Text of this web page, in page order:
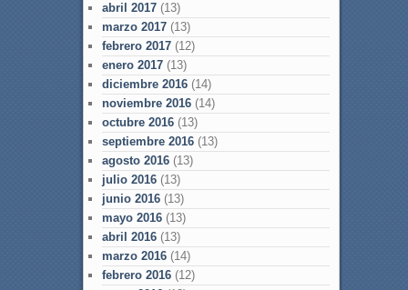
abril 2017(13)
marzo 2017(13)
febrero 2017(12)
enero 2017(13)
diciembre 2016(14)
noviembre 2016(14)
octubre 2016(13)
septiembre 2016(13)
agosto 2016(13)
julio 2016(13)
junio 2016(13)
mayo 2016(13)
abril 2016(13)
marzo 2016(14)
febrero 2016(12)